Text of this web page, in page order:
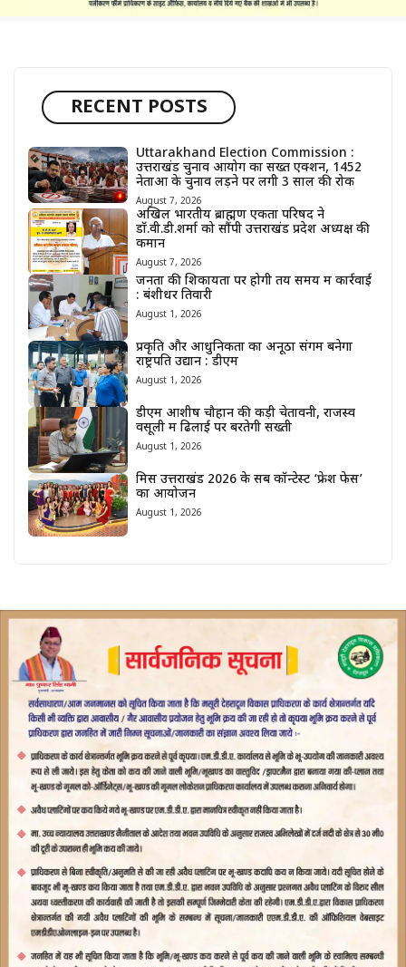
RECENT POSTS
Uttarakhand Election Commission :
उत्तराखंड चुनाव आयोग का सख्त एक्शन, 1452
नेताओं के चुनाव लड़ने पर लगी 3 साल की रोक
August 7, 2026
अखिल भारतीय ब्राह्मण एकता परिषद ने
डॉ.वी.डी.शर्मा को सौंपी उत्तराखंड प्रदेश अध्यक्ष की
कमान
August 7, 2026
जनता की शिकायतों पर होगी तय समय में कार्रवाई
: बंशीधर तिवारी
August 1, 2026
प्रकृति और आधुनिकता का अनूठा संगम बनेगा
राष्ट्रपति उद्यान : डीएम
August 1, 2026
डीएम आशीष चौहान की कड़ी चेतावनी, राजस्व
वसूली में ढिलाई पर बरतेगी सख्ती
August 1, 2026
मिस उत्तराखंड 2026 के सब कॉन्टेस्ट ‘फ्रेश फेस’
का आयोजन
August 1, 2026